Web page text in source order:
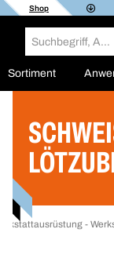
Shop
Sortiment
-
Filter